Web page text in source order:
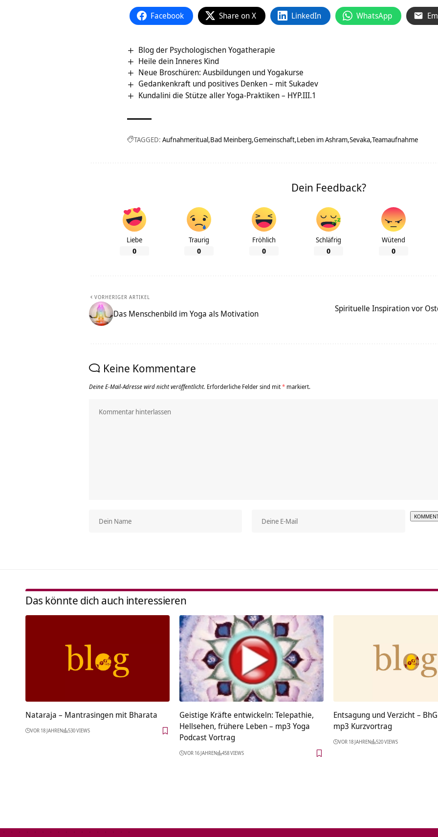
Facebook Share on X LinkedIn WhatsApp
Blog der Psychologischen Yogatherapie
Heile dein Inneres Kind
Neue Broschüren: Ausbildungen und Yogakurse
Gedankenkraft und positives Denken – mit Sukadev
Kundalini die Stütze aller Yoga-Praktiken – HYP.III.1
TAGGED: Aufnahmeritual Bad Meinberg Gemeinschaft Leben im Ashram Sevaka Teamaufnahme
Dein Feedback?
Liebe
0
Traurig
0
Fröhlich
0
Schläfrig
0
Wütend
0
VORHERIGER ARTIKEL
Das Menschenbild im Yoga als Motivation
Spirituelle Inspiration vor
Keine Kommentare
Deine E-Mail-Adresse wird nicht veröffentlicht. Erforderliche Felder sind mit* markiert.
Das könnte dich auch interessieren
Nataraja – Mantrasingen mit Bharata
VOR 18 JAHREN 530 VIEWS
Geistige Kräfte entwickeln: Telepathie,
Hellsehen, frühere Leben – mp3 Yoga
Podcast Vortrag
VOR 16 JAHREN 458 VIEWS
Entsagung und Verzicht –
mp3 Kurzvortrag
VOR 18 JAHREN 520 VIEWS